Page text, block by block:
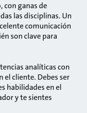
con ganas de
las disciplinas. Un
comunicación
son clave para
analíticas con
el cliente. Debes ser
habilidades en el
y te sientes